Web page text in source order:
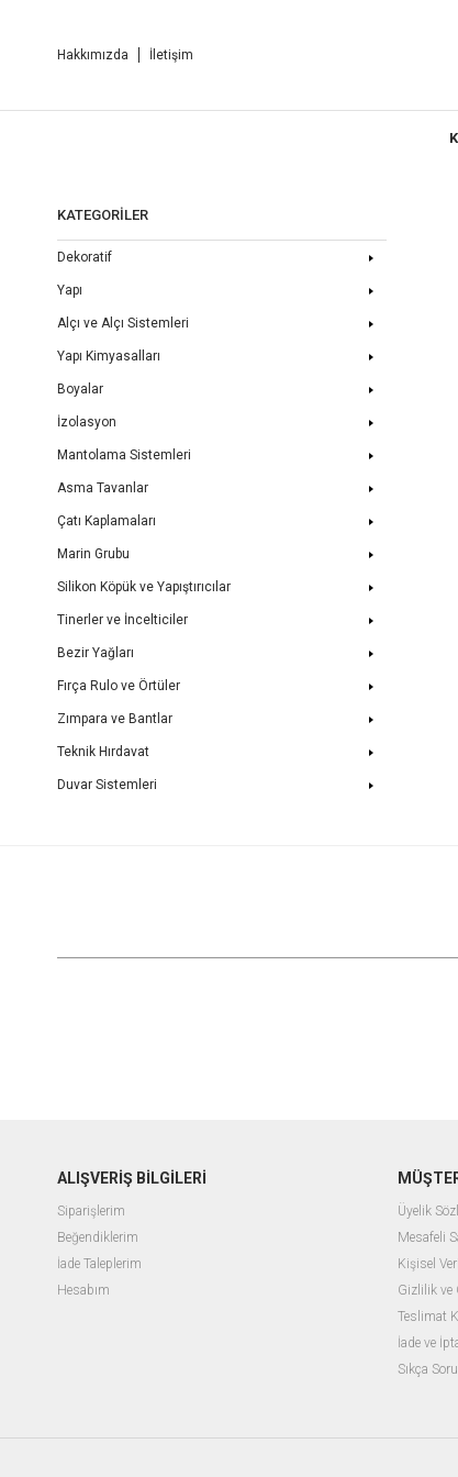
Hakkımızda İletişim
KATEGORİLER
Dekoratif
Yapı
Alçı ve Alçı Sistemleri
Yapı Kimyasalları
Boyalar
İzolasyon
Mantolama Sistemleri
Asma Tavanlar
Çatı Kaplamaları
Marin Grubu
Silikon Köpük ve Yapıştırıcılar
Tinerler ve İncelticiler
Bezir Yağları
Fırça Rulo ve Örtüler
Zımpara ve Bantlar
Teknik Hırdavat
Duvar Sistemleri
ALIŞVERİŞ BİLGİLERİ
Siparişlerim
Beğendiklerim
İade Taleplerim
Hesabım
Üyelik
Mesafeli
Kişisel
Gizlilik ve
Teslimat
İade ve
Sıkça